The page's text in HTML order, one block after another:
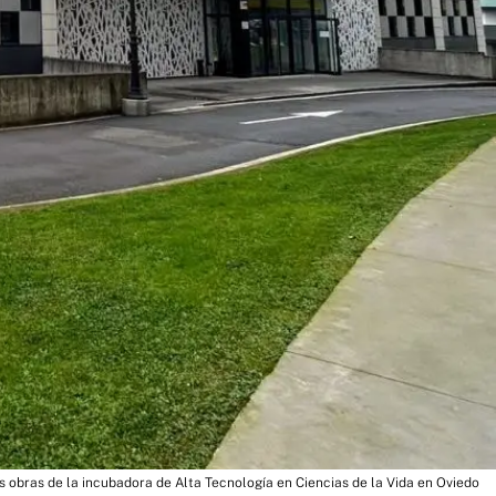
obras de la incubadora de Alta Tecnología en Ciencias de la Vida en Oviedo